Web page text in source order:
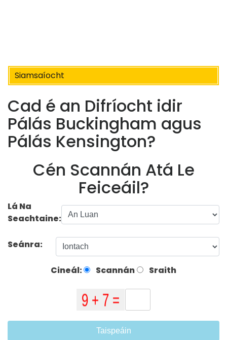
Siamsaíocht
Cad é an Difríocht idir
Pálás Buckingham agus
Pálás Kensington?
Cén Scannán Atá Le
Feiceáil?
Lá Na
Seachtaine:
Seánra:
Cineál: Scannán Sraith
Taispeáin